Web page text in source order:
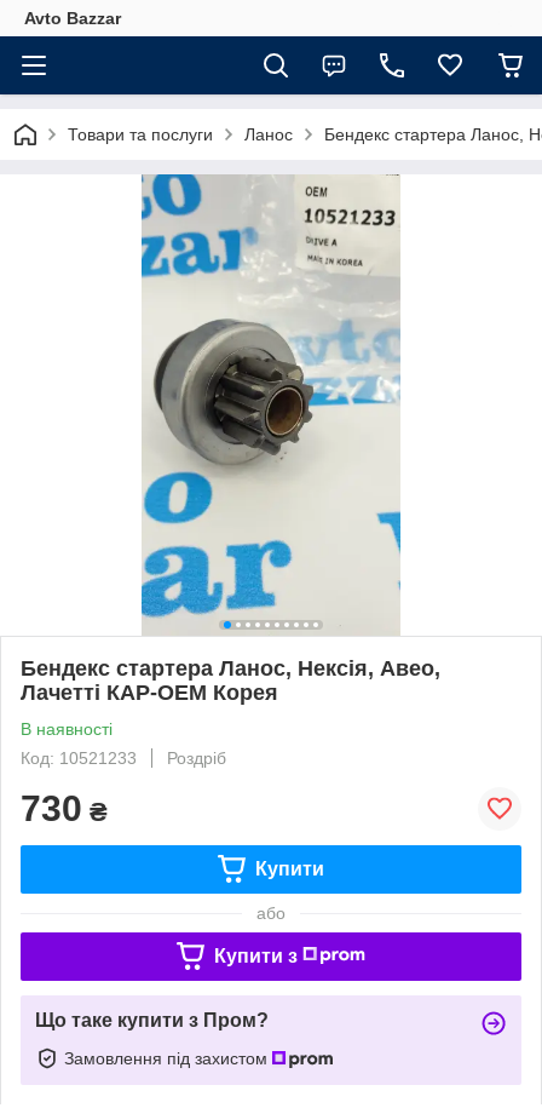
Avto Bazzar
Товари та послуги Ланос Бендекс стартера Ланос,
Бендекс стартера Ланос, Нексія, Авео,
Лачетті КАР-OEM Корея
В наявності
Код: 10521233
Роздріб
730 ₴
Купити
або
Купити з
Що таке купити з Пром?
Замовлення під захистом